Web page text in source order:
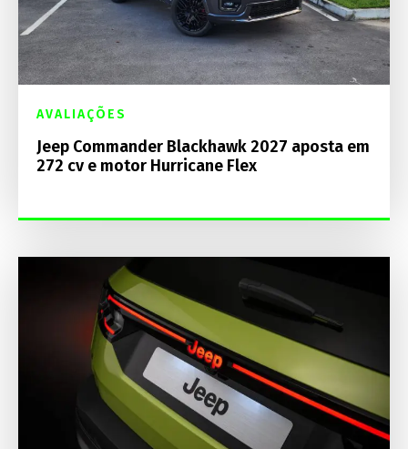
AVALIAÇÕES
Jeep Commander Blackhawk 2027 aposta em
272 cv e motor Hurricane Flex